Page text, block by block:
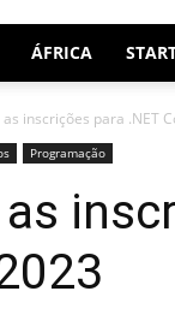
ÁFRICA
inscrições para .NET
Programação